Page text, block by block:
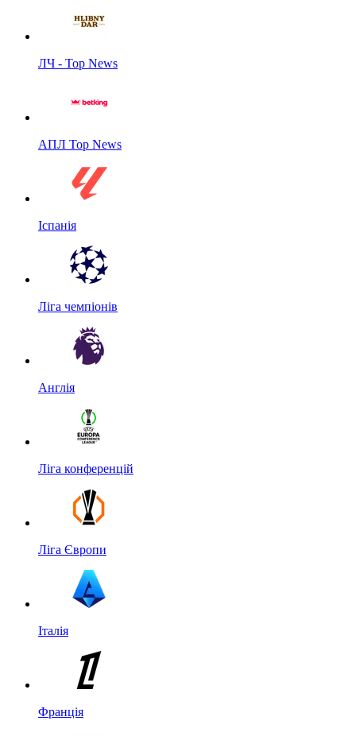
ЛЧ - Top News
АПЛ Top News
Іспанія
Ліга чемпіонів
Англія
Ліга конференцій
Ліга Європи
Італія
Франція